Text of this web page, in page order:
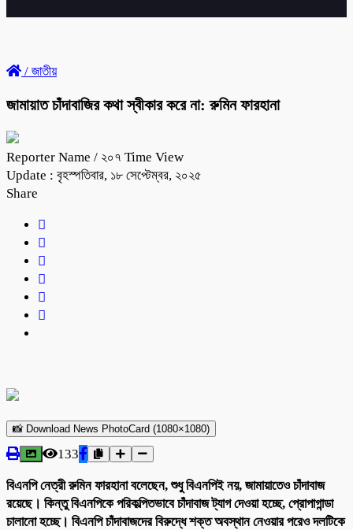
/ জাতীয়
জামায়াত চাঁদাবাজির কথা স্বীকার করে না: রুমিন ফারহানা
Reporter Name / ২০৭ Time View
Update : বৃহস্পতিবার, ১৮ সেপ্টেম্বর, ২০২৫
Share
📸 Download News PhotoCard (1080×1080)
133
বিএনপি নেত্রী রুমিন ফারহানা বলেছেন, শুধু বিএনপিই নয়, জামায়াতেও চাঁদাবাজ
রয়েছে। কিন্তু বিএনপিকে পরিকল্পিতভাবে চাঁদাবাজ ট্যাগ দেওয়া হচ্ছে, প্রোপাগান্ডা
চালানো হচ্ছে। বিএনপি চাঁদাবাজদের বিরুদ্ধে শক্ত অবস্থান নেওয়ার পরেও দলটিকে